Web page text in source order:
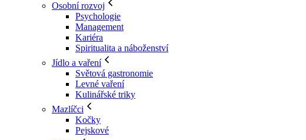
Osobní rozvoj
Psychologie
Management
Kariéra
Spiritualita a náboženství
Jídlo a vaření
Světová gastronomie
Levné vaření
Kulinářské triky
Mazlíčci
Kočky
Pejskové